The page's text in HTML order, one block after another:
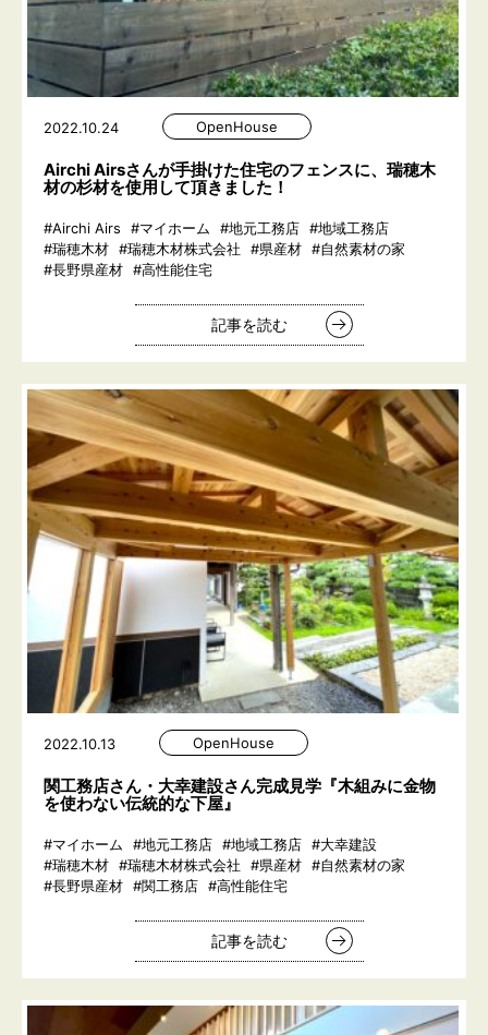
2022.10.24 OpenHouse
Airchi Airsさんが手掛けた住宅のフェンスに、瑞穂木
材の杉材を使用して頂きました！
#Airchi Airs #マイホーム #地元工務店 #地域工務店
#瑞穂木材 #瑞穂木材株式会社 #県産材 #自然素材の家
#長野県産材 #高性能住宅
記事を読む
2022.10.13 OpenHouse
関工務店さん・大幸建設さん完成見学『木組みに金物
を使わない伝統的な下屋』
#マイホーム #地元工務店 #地域工務店 #大幸建設
#瑞穂木材 #瑞穂木材株式会社 #県産材 #自然素材の家
#長野県産材 #関工務店 #高性能住宅
記事を読む